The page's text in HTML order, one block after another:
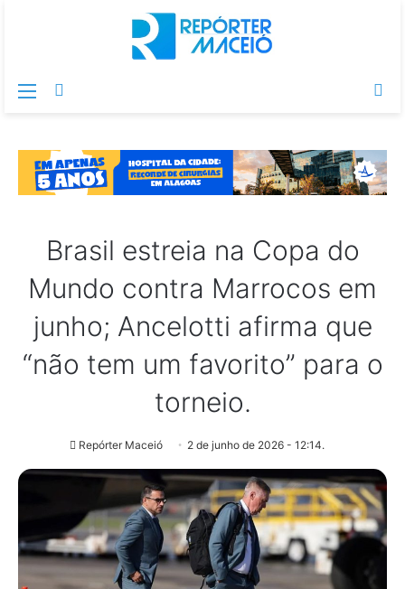
Menu
Brasil estreia na Copa do
Mundo contra Marrocos em
junho; Ancelotti afirma que
“não tem um favorito” para o
torneio.
Repórter Maceió 2 de junho de 2026 - 12:14.